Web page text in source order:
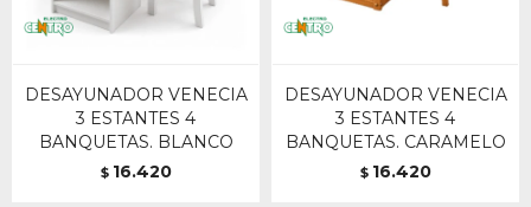
DESAYUNADOR VENECIA
3 ESTANTES 4
BANQUETAS. BLANCO
$ 16.420
DESAYUNADOR VENECIA
3 ESTANTES 4
BANQUETAS. CARAMELO
$ 16.420